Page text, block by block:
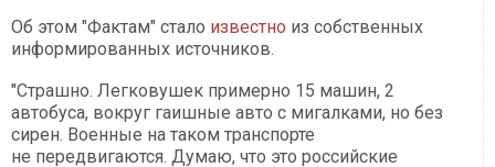
Об этом "Фактам" стало известно из собственных
информированных источников.
"Страшно. Легковушек примерно 15 машин, 2
автобуса, вокруг гаишные авто с мигалками, но без
сирен. Военные на таком транспорте
не передвигаются. Думаю, что это российские